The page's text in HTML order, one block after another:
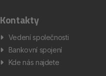
Kontakty
Vedení společnosti
Bankovní spojení
Kde nás najdete